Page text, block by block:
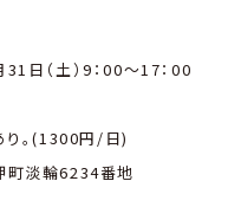
日（土）9：00〜17：00
り。(1300円/日)
町淡輪6234番地